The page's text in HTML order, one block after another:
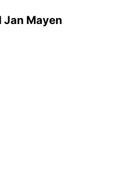
Jan Mayen